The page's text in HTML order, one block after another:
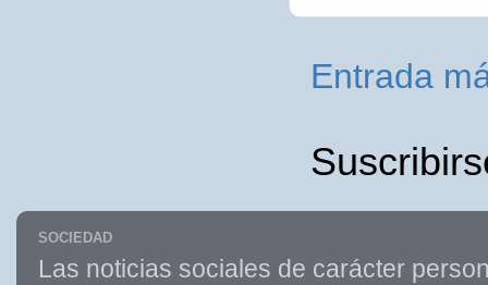
Entrada
SOCIEDAD
Las noticias sociales de carácter